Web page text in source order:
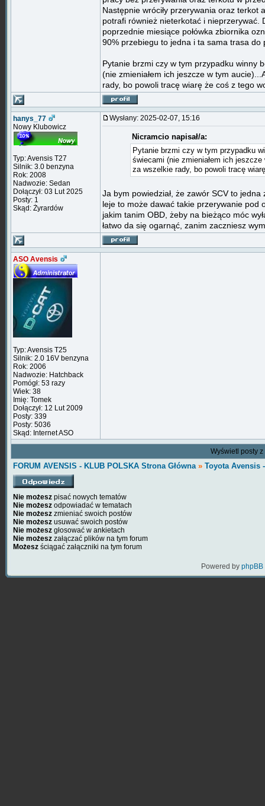
Następnie wróciły przerywania oraz
potrafi również nieterkotać i nieprzerywać.
poprzednie miesiące połówka zbiornika
90% przebiegu to jedna i ta sama trasa do
Pytanie brzmi czy w tym przypadku winny
(nie zmieniałem ich jeszcze w tym
rady, bo powoli tracę wiarę że coś z tego
hanys_77
Nowy Klubowicz
Typ: Avensis T27
Silnik: 3.0 benzyna
Rok: 2008
Nadwozie: Sedan
Dołączył: 03 Lut 2025
Posty: 1
Skąd: Żyrardów
Wysłany: 2025-02-07, 15:16
Nicramcio napisał/a:
Pytanie brzmi czy w tym przypadku
świecami (nie zmieniałem ich
za wszelkie rady, bo powoli tracę
Ja bym powiedział, że zawór SCV to
leje to może dawać takie przerywanie pod
jakim tanim OBD, żeby na bieżąco móc
łatwo da się ogarnąć, zanim zaczniesz
ASO Avensis
Typ: Avensis T25
Silnik: 2.0 16V benzyna
Rok: 2006
Nadwozie: Hatchback
Pomógł: 53 razy
Wiek: 38
Imię: Tomek
Dołączył: 12 Lut 2009
Posty: 339
Posty: 5036
Skąd: Internet ASO
Wyświetl posty
FORUM AVENSIS - KLUB POLSKA Strona Główna» Toyota Avensis
Nie możesz pisać nowych tematów
Nie możesz odpowiadać w tematach
Nie możesz zmieniać swoich postów
Nie możesz usuwać swoich postów
Nie możesz głosować w ankietach
Nie możesz załączać plików na tym forum
Możesz ściągać załączniki na tym forum
Powered by phpBB